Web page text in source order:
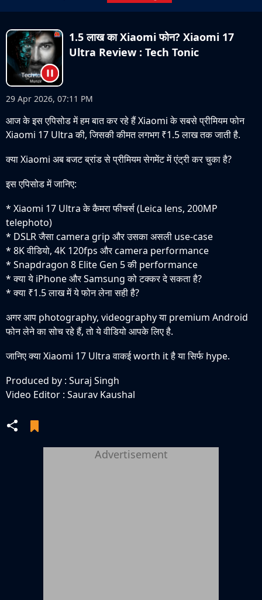
1.5 लाख का Xiaomi फोन? Xiaomi 17
Ultra Review : Tech Tonic
29 Apr 2026, 07:11 PM
आज के इस एपिसोड में हम बात कर रहे हैं Xiaomi के सबसे प्रीमियम फोन
Xiaomi 17 Ultra की, जिसकी कीमत लगभग ₹1.5 लाख तक जाती है.
क्या Xiaomi अब बजट ब्रांड से प्रीमियम सेगमेंट में एंट्री कर चुका है?
इस एपिसोड में जानिए:
* Xiaomi 17 Ultra के कैमरा फीचर्स (Leica lens, 200MP
telephoto)
* DSLR जैसा camera grip और उसका असली use-case
* 8K वीडियो, 4K 120fps और camera performance
* Snapdragon 8 Elite Gen 5 की performance
* क्या ये iPhone और Samsung को टक्कर दे सकता है?
* क्या ₹1.5 लाख में ये फोन लेना सही है?
अगर आप photography, videography या premium Android
फोन लेने का सोच रहे हैं, तो ये वीडियो आपके लिए है.
जानिए क्या Xiaomi 17 Ultra वाकई worth it है या सिर्फ hype.
Produced by : Suraj Singh
Video Editor : Saurav Kaushal
Advertisement